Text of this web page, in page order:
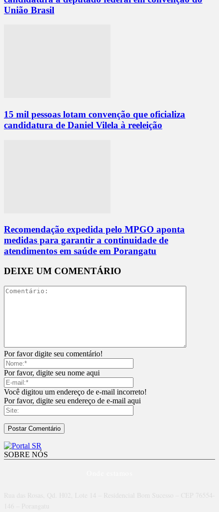
União Brasil
15 mil pessoas lotam convenção que oficializa
candidatura de Daniel Vilela à reeleição
Recomendação expedida pelo MPGO aponta
medidas para garantir a continuidade de
atendimentos em saúde em Porangatu
DEIXE UM COMENTÁRIO
Por favor digite seu comentário!
Por favor, digite seu nome aqui
Você digitou um endereço de e-mail incorreto!
Por favor, digite seu endereço de e-mail aqui
SOBRE NÓS